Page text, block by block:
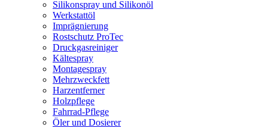
Silikonspray und Silikonöl
Werkstattöl
Imprägnierung
Rostschutz ProTec
Druckgasreiniger
Kältespray
Montagespray
Mehrzweckfett
Harzentferner
Holzpflege
Fahrrad-Pflege
Öler und Dosierer